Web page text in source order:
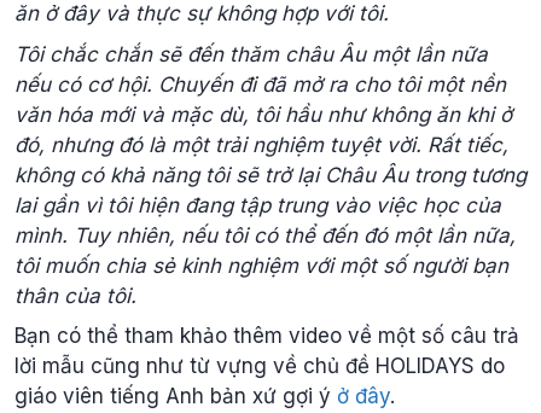
ăn ở đây và thực sự không hợp với tôi.
Tôi chắc chắn sẽ đến thăm châu Âu một lần nữa
nếu có cơ hội. Chuyến đi đã mở ra cho tôi một nền
văn hóa mới và mặc dù, tôi hầu như không ăn khi ở
đó, nhưng đó là một trải nghiệm tuyệt vời. Rất tiếc,
không có khả năng tôi sẽ trở lại Châu Âu trong tương
lai gần vì tôi hiện đang tập trung vào việc học của
mình. Tuy nhiên, nếu tôi có thể đến đó một lần nữa,
tôi muốn chia sẻ kinh nghiệm với một số người bạn
thân của tôi.
Bạn có thể tham khảo thêm video về một số câu trả
lời mẫu cũng như từ vựng về chủ đề HOLIDAYS do
giáo viên tiếng Anh bản xứ gợi ý ở đây.